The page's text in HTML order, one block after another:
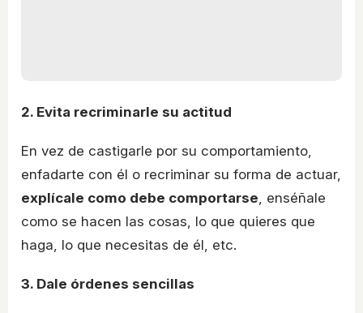
2. Evita recriminarle su actitud
En vez de castigarle por su comportamiento,
enfadarte con él o recriminar su forma de actuar,
explícale como debe comportarse , enséñale
como se hacen las cosas, lo que quieres que
haga, lo que necesitas de él, etc.
3. Dale órdenes sencillas